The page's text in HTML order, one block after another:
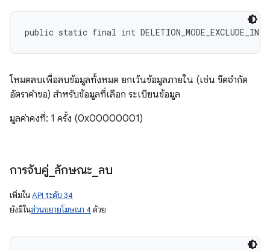
public static final int
โหมดลบเพื่อลบข้อมูลทั้งหมด ยกเว้นข้อมูลภายใน (เช่น ขีดจำกัด
อัตราคำขอ) สำหรับข้อมูลที่เลือก ระเบียนข้อมูล
มูลค่าคงที่: 1 ครั้ง (0x00000001)
การจับคู่ ลักษณะ ลบ
เพิ่มในAPI ระดับ 34
ยังมีในส่วนขยายโฆษณา 4 ด้วย